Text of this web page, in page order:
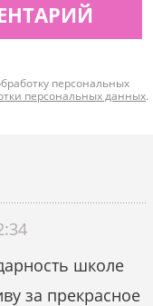
персональных
персональных данных.
школе
за прекрасное